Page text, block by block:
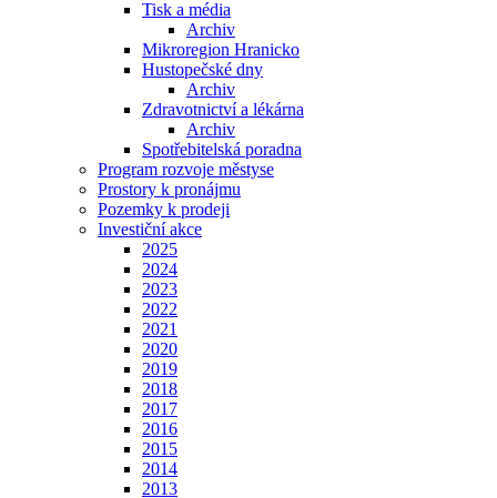
Tisk a média
Archiv
Mikroregion Hranicko
Hustopečské dny
Archiv
Zdravotnictví a lékárna
Archiv
Spotřebitelská poradna
Program rozvoje městyse
Prostory k pronájmu
Pozemky k prodeji
Investiční akce
2025
2024
2023
2022
2021
2020
2019
2018
2017
2016
2015
2014
2013